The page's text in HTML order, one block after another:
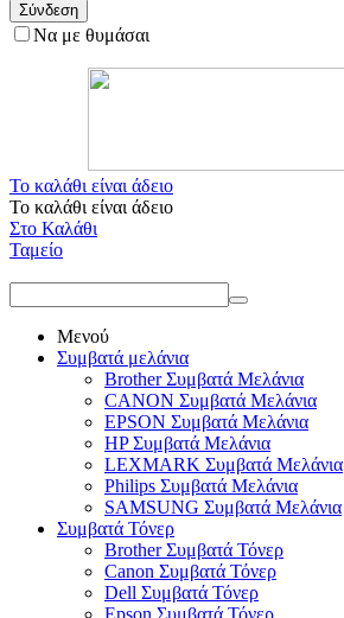
Σύνδεση
Να με θυμάσαι
Το καλάθι είναι άδειο
Το καλάθι είναι άδειο
Στο Καλάθι
Ταμείο
Μενού
Συμβατά μελάνια
Brother Συμβατά Μελάνια
CANON Συμβατά Μελάνια
EPSON Συμβατά Μελάνια
HP Συμβατά Μελάνια
LEXMARK Συμβατά Μελάνια
Philips Συμβατά Μελάνια
SAMSUNG Συμβατά Μελάνια
Συμβατά Τόνερ
Brother Συμβατά Τόνερ
Canon Συμβατά Τόνερ
Dell Συμβατά Τόνερ
Epson Συμβατά Τόνερ